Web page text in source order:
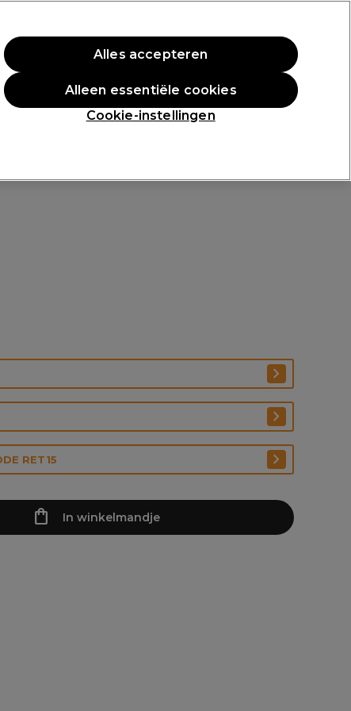
Aanmelden
Professionele Awards
RET15
In winkelmandje
Cookie-instellingen
Alleen essentiële cookies
Alles accepteren